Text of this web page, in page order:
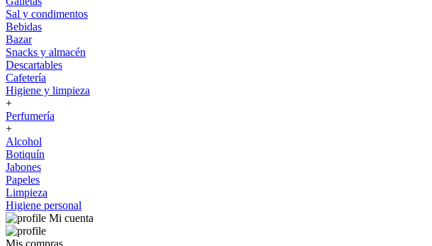
Sal y condimentos
Bebidas
Bazar
Snacks y almacén
Descartables
Cafetería
Higiene y limpieza
+
Perfumería
+
Alcohol
Botiquín
Jabones
Papeles
Limpieza
Higiene personal
Mi cuenta
Mis compras